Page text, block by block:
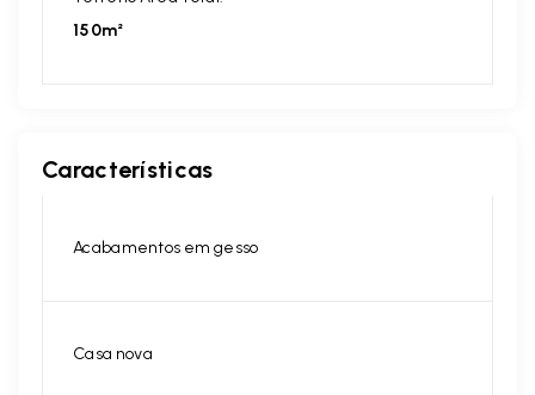
150m²
Características
Acabamentos em gesso
Casa nova